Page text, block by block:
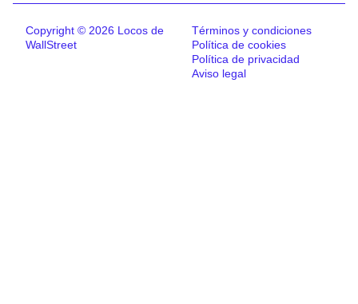
Copyright © 2026 Locos de
WallStreet
Términos y condiciones
Política de cookies
Política de privacidad
Aviso legal